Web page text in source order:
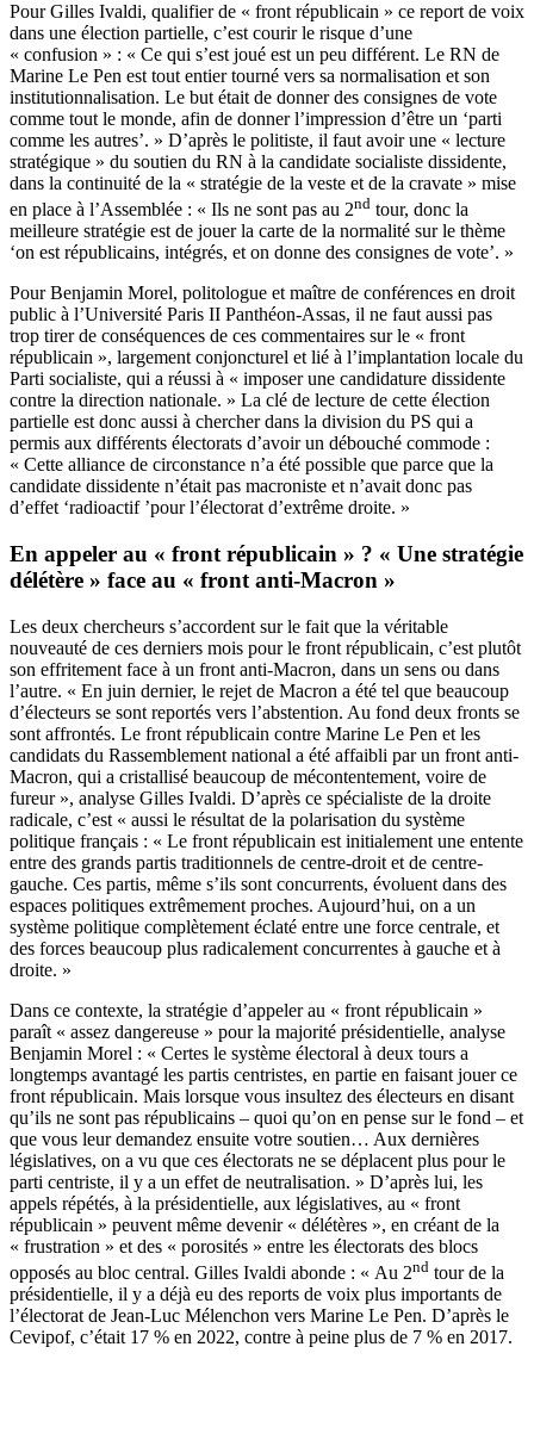
Pour Gilles Ivaldi, qualifier de « front républicain » ce report de voix
dans une élection partielle, c’est courir le risque d’une
« confusion » : « Ce qui s’est joué est un peu différent. Le RN de
Marine Le Pen est tout entier tourné vers sa normalisation et son
institutionnalisation. Le but était de donner des consignes de vote
comme tout le monde, afin de donner l’impression d’être un ‘parti
comme les autres’. » D’après le politiste, il faut avoir une « lecture
stratégique » du soutien du RN à la candidate socialiste dissidente,
dans la continuité de la « stratégie de la veste et de la cravate » mise
en place à l’Assemblée : « Ils ne sont pas au 2nd tour, donc la
meilleure stratégie est de jouer la carte de la normalité sur le thème
‘on est républicains, intégrés, et on donne des consignes de vote’. »
Pour Benjamin Morel, politologue et maître de conférences en droit
public à l’Université Paris II Panthéon-Assas, il ne faut aussi pas
trop tirer de conséquences de ces commentaires sur le « front
républicain », largement conjoncturel et lié à l’implantation locale du
Parti socialiste, qui a réussi à « imposer une candidature dissidente
contre la direction nationale. » La clé de lecture de cette élection
partielle est donc aussi à chercher dans la division du PS qui a
permis aux différents électorats d’avoir un débouché commode :
« Cette alliance de circonstance n’a été possible que parce que la
candidate dissidente n’était pas macroniste et n’avait donc pas
d’effet ‘radioactif ’pour l’électorat d’extrême droite. »
En appeler au « front républicain » ? « Une stratégie
délétère » face au « front anti-Macron »
Les deux chercheurs s’accordent sur le fait que la véritable
nouveauté de ces derniers mois pour le front républicain, c’est plutôt
son effritement face à un front anti-Macron, dans un sens ou dans
l’autre. « En juin dernier, le rejet de Macron a été tel que beaucoup
d’électeurs se sont reportés vers l’abstention. Au fond deux fronts se
sont affrontés. Le front républicain contre Marine Le Pen et les
candidats du Rassemblement national a été affaibli par un front anti-
Macron, qui a cristallisé beaucoup de mécontentement, voire de
fureur », analyse Gilles Ivaldi. D’après ce spécialiste de la droite
radicale, c’est « aussi le résultat de la polarisation du système
politique français : « Le front républicain est initialement une entente
entre des grands partis traditionnels de centre-droit et de centre-
gauche. Ces partis, même s’ils sont concurrents, évoluent dans des
espaces politiques extrêmement proches. Aujourd’hui, on a un
système politique complètement éclaté entre une force centrale, et
des forces beaucoup plus radicalement concurrentes à gauche et à
droite. »
Dans ce contexte, la stratégie d’appeler au « front républicain »
paraît « assez dangereuse » pour la majorité présidentielle, analyse
Benjamin Morel : « Certes le système électoral à deux tours a
longtemps avantagé les partis centristes, en partie en faisant jouer ce
front républicain. Mais lorsque vous insultez des électeurs en disant
qu’ils ne sont pas républicains – quoi qu’on en pense sur le fond – et
que vous leur demandez ensuite votre soutien… Aux dernières
législatives, on a vu que ces électorats ne se déplacent plus pour le
parti centriste, il y a un effet de neutralisation. » D’après lui, les
appels répétés, à la présidentielle, aux législatives, au « front
républicain » peuvent même devenir « délétères », en créant de la
« frustration » et des « porosités » entre les électorats des blocs
opposés au bloc central. Gilles Ivaldi abonde : « Au 2nd tour de la
présidentielle, il y a déjà eu des reports de voix plus importants de
l’électorat de Jean-Luc Mélenchon vers Marine Le Pen. D’après le
Cevipof, c’était 17 % en 2022, contre à peine plus de 7 % en 2017.